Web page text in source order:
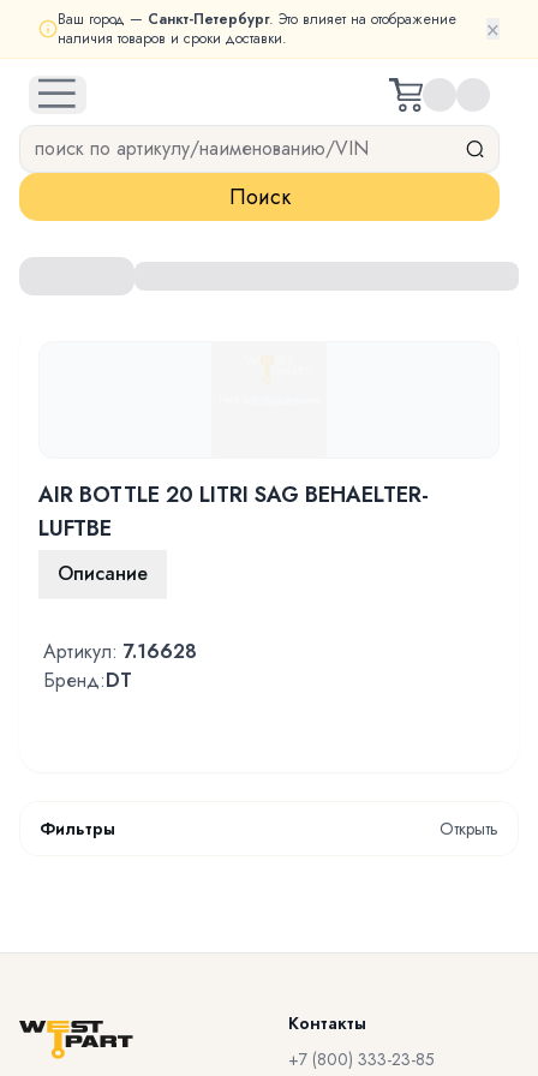
Ваш город — Санкт-Петербург. Это влияет на отображение
наличия товаров и сроки доставки.
×
open navigation menu
Поиск
AIR BOTTLE 20 LITRI SAG BEHAELTER-
LUFTBE
Описание
Артикул: 7.16628
Бренд:DT
Фильтры Открыть
Контакты
+7 (800) 333-23-85